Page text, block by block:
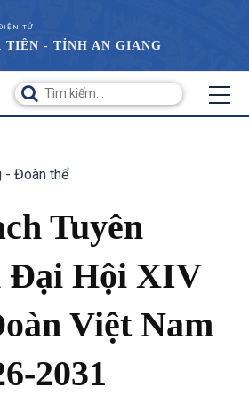
TỬ
TIÊN - TỈNH AN GIANG
- Đoàn thể
Tuyên
Đại Hội XIV
Việt Nam
2031